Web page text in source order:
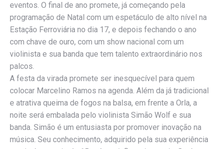
eventos. O final de ano promete, já começando pela
programação de Natal com um espetáculo de alto nível na
Estação Ferroviária no dia 17, e depois fechando o ano
com chave de ouro, com um show nacional com um
violinista e sua banda que tem talento extraordinário nos
palcos.
A festa da virada promete ser inesquecível para quem
colocar Marcelino Ramos na agenda. Além da já tradicional
e atrativa queima de fogos na balsa, em frente a Orla, a
noite será embalada pelo violinista Simão Wolf e sua
banda. Simão é um entusiasta por promover inovação na
música. Seu conhecimento, adquirido pela sua experiência